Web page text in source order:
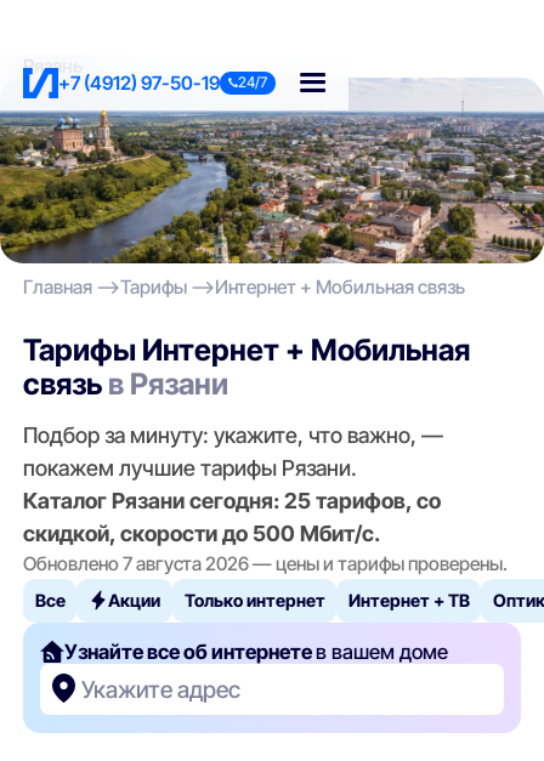
+7 (4912) 97-50-19 24/7
Рязань
Главная Тарифы Интернет + Мобильная связь
Тарифы Интернет + Мобильная
связь в Рязани
Подбор за минуту: укажите, что важно, —
покажем лучшие тарифы Рязани.
Каталог Рязани сегодня: 25 тарифов, со
скидкой, скорости до 500 Мбит/с.
Обновлено 7 августа 2026 — цены и тарифы проверены.
Все Акции Только интернет Интернет + ТВ
Узнайте все об интернетев вашем доме
Укажите адрес